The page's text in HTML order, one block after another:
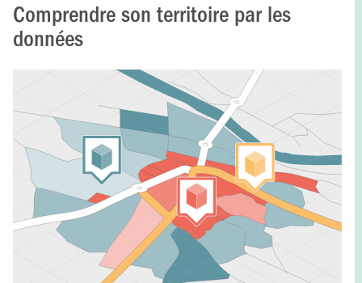
Comprendre son territoire par les
données